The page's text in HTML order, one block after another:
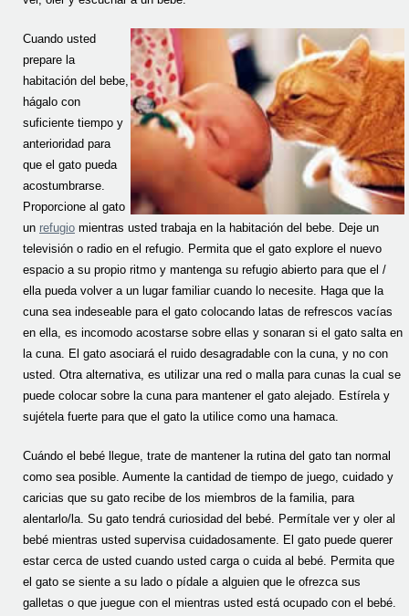
Cuando usted
prepare la
habitación del bebe,
hágalo con
suficiente tiempo y
anterioridad para
que el gato pueda
acostumbrarse.
Proporcione al gato
un refugio mientras usted trabaja en la habitación del bebe. Deje un
televisión o radio en el refugio. Permita que el gato explore el nuevo
espacio a su propio ritmo y mantenga su refugio abierto para que el /
ella pueda volver a un lugar familiar cuando lo necesite. Haga que la
cuna sea indeseable para el gato colocando latas de refrescos vacías
en ella, es incomodo acostarse sobre ellas y sonaran si el gato salta en
la cuna. El gato asociará el ruido desagradable con la cuna, y no con
usted. Otra alternativa, es utilizar una red o malla para cunas la cual se
puede colocar sobre la cuna para mantener el gato alejado. Estírela y
sujétela fuerte para que el gato la utilice como una hamaca.
Cuándo el bebé llegue, trate de mantener la rutina del gato tan normal
como sea posible. Aumente la cantidad de tiempo de juego, cuidado y
caricias que su gato recibe de los miembros de la familia, para
alentarlo/la. Su gato tendrá curiosidad del bebé. Permítale ver y oler al
bebé mientras usted supervisa cuidadosamente. El gato puede querer
estar cerca de usted cuando usted carga o cuida al bebé. Permita que
el gato se siente a su lado o pídale a alguien que le ofrezca sus
galletas o que juegue con el mientras usted está ocupado con el bebé.